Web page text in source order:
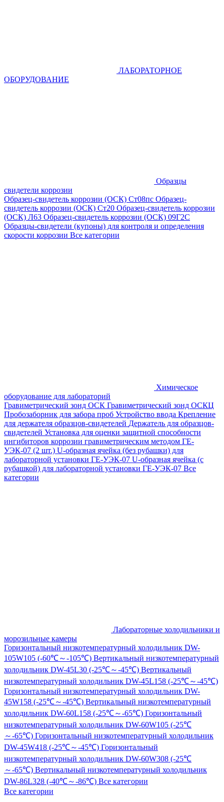
ЛАБОРАТОРНОЕ
ОБОРУДОВАНИЕ
Образцы
свидетели коррозии
Образец-свидетель коррозии (ОСК) Ст08пс Образец-
свидетель коррозии (ОСК) Ст20 Образец-свидетель коррозии
(ОСК) Л63 Образец-свидетель коррозии (ОСК) 09Г2С
Образцы-свидетели (купоны) для контроля и определения
скорости коррозии Все категории
Химическое
оборудование для лабораторий
Гравиметрический зонд ОСК Гравиметрический зонд ОСКЦ
Пробозаборник для забора проб Устройство ввода Крепление
для держателя образцов-свидетелей Держатель для образцов-
свидетелей Установка для оценки защитной способности
ингибиторов коррозии гравиметрическим методом ГЕ-
УЭК-07 (2 шт.) U-образная ячейка (без рубашки) для
лабораторной установки ГЕ-УЭК-07 U-образная ячейка (с
рубашкой) для лабораторной установки ГЕ-УЭК-07 Все
категории
Лабораторные холодильники и
морозильные камеры
Горизонтальный низкотемпературный холодильник DW-
105W105 (-60℃～-105℃) Вертикальный низкотемпературный
холодильник DW-45L30 (-25℃～-45℃) Вертикальный
низкотемпературный холодильник DW-45L158 (-25℃～-45℃)
Горизонтальный низкотемпературный холодильник DW-
45W158 (-25℃～-45℃) Вертикальный низкотемпературный
холодильник DW-60L158 (-25℃～-65℃) Горизонтальный
низкотемпературный холодильник DW-60W105 (-25℃
～-65℃) Горизонтальный низкотемпературный холодильник
DW-45W418 (-25℃～-45℃) Горизонтальный
низкотемпературный холодильник DW-60W308 (-25℃
～-65℃) Вертикальный низкотемпературный холодильник
DW-86L328 (-40℃～-86℃) Все категории
Все категории